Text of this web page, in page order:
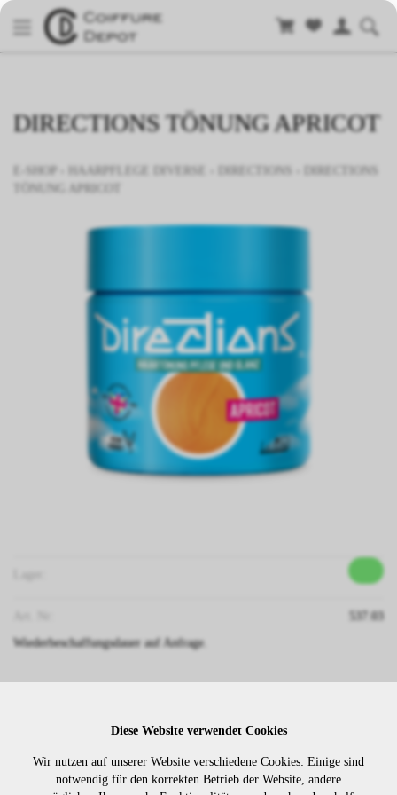
DIRECTIONS TÖNUNG APRICOT
HAARPFLEGE DIVERSE
TÖNUNG APRICOT
537.03
Wiederbeschaffungsdauer auf Anfrage.
Login sichtbar. Bitte loggen SieDiese Website verwendet Cookies
Wir nutzen auf unserer Website verschiedene Cookies: Einige sind
notwendig für den korrekten Betrieb der Website, andere